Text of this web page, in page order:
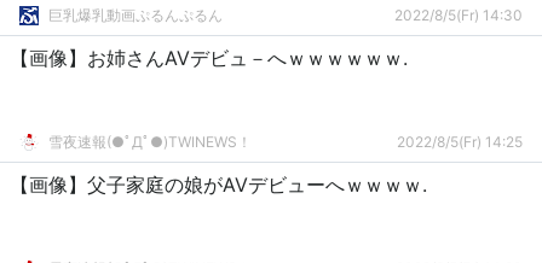
巨乳爆乳動画ぷるんぷるん 2022/8/5(Fr) 14:30
【画像】お姉さんAVデビュ－へｗｗｗｗｗｗ.
雪夜速報(●ﾟДﾟ●)TWINEWS！ 2022/8/5(Fr) 14:25
【画像】父子家庭の娘がAVデビューへｗｗｗｗ.